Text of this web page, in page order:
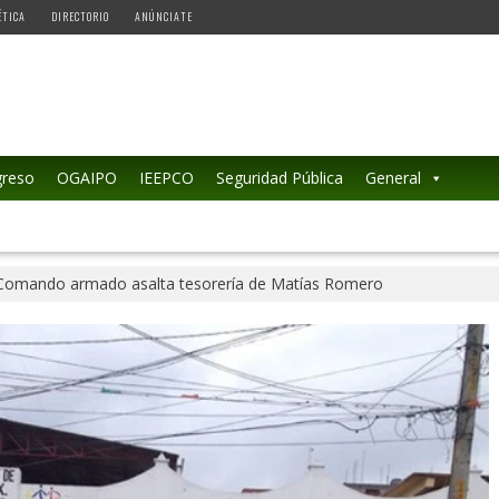
DIRECTORIO ANÚNCIATE
OGAIPO IEEPCO Seguridad Pública General
armado asalta tesorería de Matías Romero